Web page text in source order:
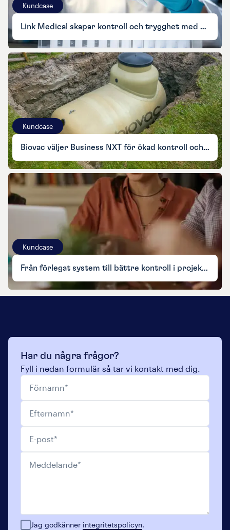
Kundcase
Link Medical skapar kontroll och trygghet med Visma Net
Kundcase
Biovac väljer Business NXT för ökad kontroll och flexibilitet
Kundcase
Från förlegat system till bättre kontroll i projekt och ekonomi
Har du några frågor?
Fyll i nedan formulär så tar vi kontakt med dig.
Förnamn
Efternamn
E-post
Meddelande
Jag godkänner integritetspolicyn.